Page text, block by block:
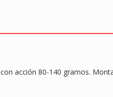
con acción 80-140 gramos.